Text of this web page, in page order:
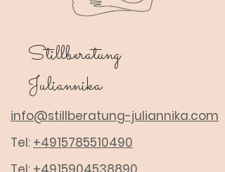
Stillberatung
Juliannika
info@stillberatung-juliannika.com
Tel: +4915785510490